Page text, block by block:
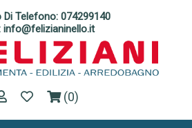
Di Telefono: 074299140
info@felizianinello.it
(0)